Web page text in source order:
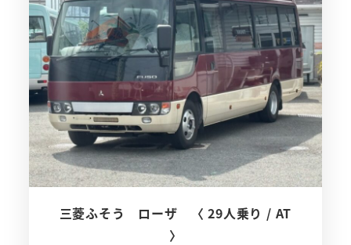
三菱ふそう ローザ 〈 29人乗り / AT
〉